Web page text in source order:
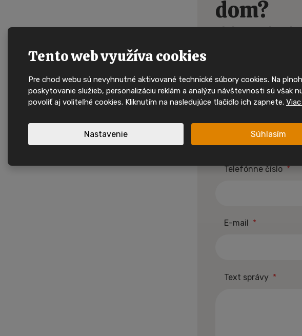
dom?
alebo sa
Ak nechcete písať,
Telefónne číslo *
E-mail *
Text správy *
Tento web využíva cookies
Pre chod webu sú nevyhnutné aktivované technické súbory cookies. Na
poskytovanie služieb, personalizáciu reklám a analýzu návštevnosti sú však
povoliť aj voliteľné cookies. Kliknutím na nasledujúce tlačidlo ich zapnete.
Nastavenie Súhlasím
Buďte mezi
Ty nejzajímavější mobilní domy
svého majitele velmi rychle.
sociálních sítích a mějte
Sledujte nás na
Sledujte nás na
Nové nabídky